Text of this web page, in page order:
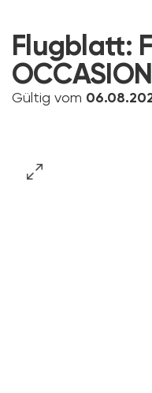
Flugblatt:
OCCASIONI
Gültig vom